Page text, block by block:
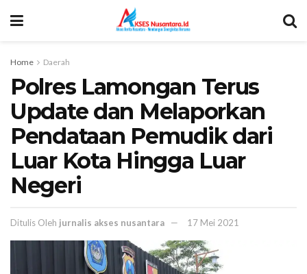
Home Daerah
Polres Lamongan Terus
Update dan Melaporkan
Pendataan Pemudik dari
Luar Kota Hingga Luar
Negeri
Ditulis Oleh jurnalis akses nusantara 17 Mei 2021